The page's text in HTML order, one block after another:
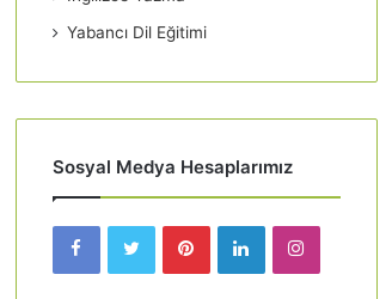
Yabancı Dil Eğitimi
Sosyal Medya Hesaplarımız